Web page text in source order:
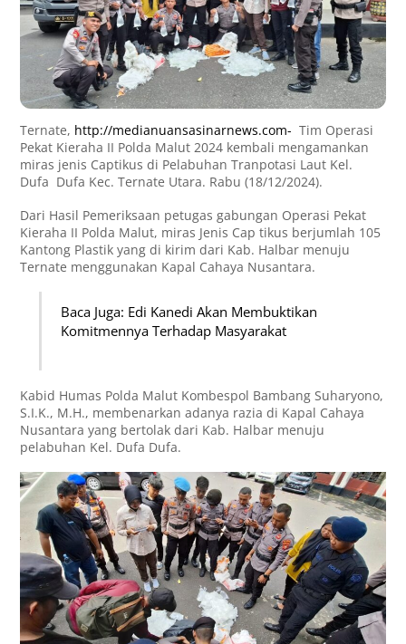
Ternate, http://medianuansasinarnews.com- Tim Operasi
Pekat Kieraha II Polda Malut 2024 kembali mengamankan
miras jenis Captikus di Pelabuhan Tranpotasi Laut Kel.
Dufa Dufa Kec. Ternate Utara. Rabu (18/12/2024).
Dari Hasil Pemeriksaan petugas gabungan Operasi Pekat
Kieraha II Polda Malut, miras Jenis Cap tikus berjumlah 105
Kantong Plastik yang di kirim dari Kab. Halbar menuju
Ternate menggunakan Kapal Cahaya Nusantara.
Baca Juga: Edi Kanedi Akan Membuktikan
Komitmennya Terhadap Masyarakat
Kabid Humas Polda Malut Kombespol Bambang Suharyono,
S.I.K., M.H., membenarkan adanya razia di Kapal Cahaya
Nusantara yang bertolak dari Kab. Halbar menuju
pelabuhan Kel. Dufa Dufa.